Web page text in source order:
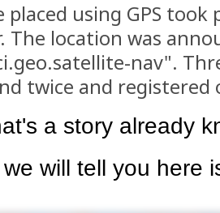
using GPS took
The location was
nav".
twice and registered
a story already
will tell you here